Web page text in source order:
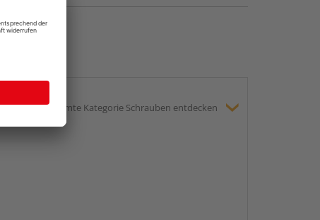
gesamte Kategorie Schrauben entdecken